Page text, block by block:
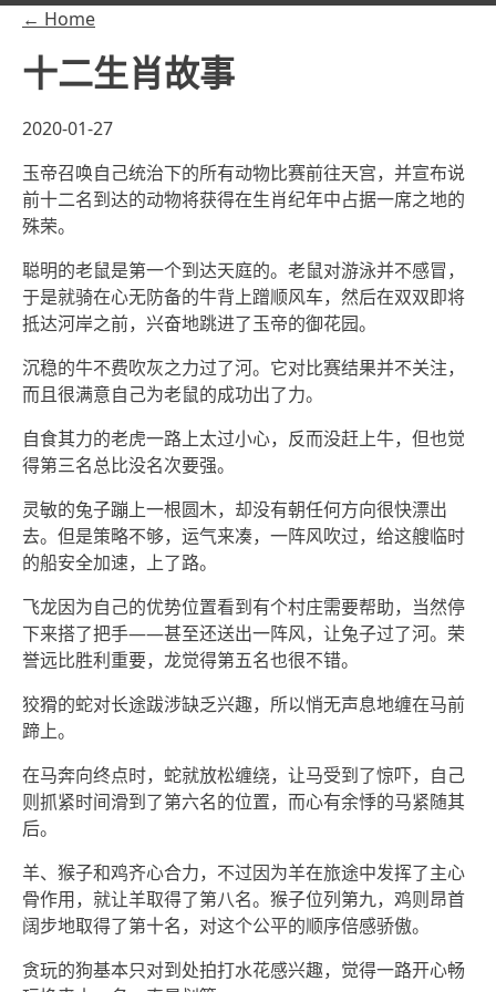
← Home
十二生肖故事
2020-01-27
玉帝召唤自己统治下的所有动物比赛前往天宫，并宣布说
前十二名到达的动物将获得在生肖纪年中占据一席之地的
殊荣。
聪明的老鼠是第一个到达天庭的。老鼠对游泳并不感冒，
于是就骑在心无防备的牛背上蹭顺风车，然后在双双即将
抵达河岸之前，兴奋地跳进了玉帝的御花园。
沉稳的牛不费吹灰之力过了河。它对比赛结果并不关注，
而且很满意自己为老鼠的成功出了力。
自食其力的老虎一路上太过小心，反而没赶上牛，但也觉
得第三名总比没名次要强。
灵敏的兔子蹦上一根圆木，却没有朝任何方向很快漂出
去。但是策略不够，运气来凑，一阵风吹过，给这艘临时
的船安全加速，上了路。
飞龙因为自己的优势位置看到有个村庄需要帮助，当然停
下来搭了把手——甚至还送出一阵风，让兔子过了河。荣
誉远比胜利重要，龙觉得第五名也很不错。
狡猾的蛇对长途跋涉缺乏兴趣，所以悄无声息地缠在马前
蹄上。
在马奔向终点时，蛇就放松缠绕，让马受到了惊吓，自己
则抓紧时间滑到了第六名的位置，而心有余悸的马紧随其
后。
羊、猴子和鸡齐心合力，不过因为羊在旅途中发挥了主心
骨作用，就让羊取得了第八名。猴子位列第九，鸡则昂首
阔步地取得了第十名，对这个公平的顺序倍感骄傲。
贪玩的狗基本只对到处拍打水花感兴趣，觉得一路开心畅